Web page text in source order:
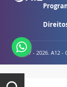
© 2007 - 2026. A12 -